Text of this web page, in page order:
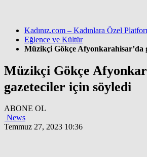
Kadınız.com – Kadınlara Özel
Eğlence ve Kültür
Müzikçi Gökçe Afyonkarahisar’da
Müzikçi Gökçe
gazeteciler için söyledi
ABONE OL
News
Temmuz 27, 2023 10:36